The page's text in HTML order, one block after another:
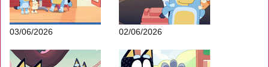
03/06/2026 02/06/2026